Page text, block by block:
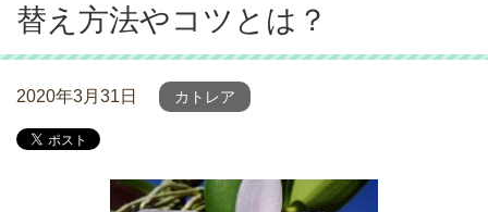
替え方法やコツとは？
2020年3月31日 カトレア